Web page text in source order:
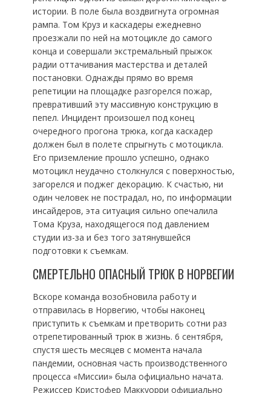
истории. В поле была воздвигнута огромная
рампа. Том Круз и каскадеры ежедневно
проезжали по ней на мотоцикле до самого
конца и совершали экстремальный прыжок
радии оттачивания мастерства и деталей
постановки. Однажды прямо во время
репетиции на площадке разгорелся пожар,
превративший эту массивную конструкцию в
пепел. Инцидент произошел под конец
очередного прогона трюка, когда каскадер
должен был в полете спрыгнуть с мотоцикла.
Его приземление прошло успешно, однако
мотоцикл неудачно столкнулся с поверхностью,
загорелся и поджег декорацию. К счастью, ни
один человек не пострадал, но, по информации
инсайдеров, эта ситуация сильно опечалила
Тома Круза, находящегося под давлением
студии из-за и без того затянувшейся
подготовки к съемкам.
СМЕРТЕЛЬНО ОПАСНЫЙ ТРЮК В НОРВЕГИИ
Вскоре команда возобновила работу и
отправилась в Норвегию, чтобы наконец
приступить к съемкам и претворить сотни раз
отрепетированный трюк в жизнь. 6 сентября,
спустя шесть месяцев с момента начала
пандемии, основная часть производственного
процесса «Миссии» была официально начата.
Режиссер Кристофер Маккуорри официально